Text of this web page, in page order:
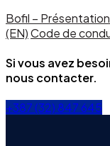
Bofil – Présentation
(EN)Code de
Si vous avez
nous contacter.
+387 (32) 847 645